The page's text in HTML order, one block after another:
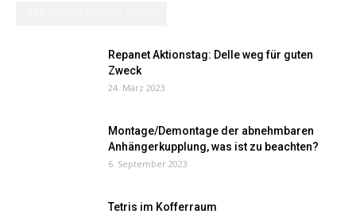
Repanet Aktionstag: Delle weg für guten
Zweck
24. März 2023
Montage/Demontage der abnehmbaren
Anhängerkupplung, was ist zu beachten?
6. September 2023
Tetris im Kofferraum